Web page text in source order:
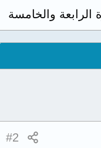
والخامسة
#2